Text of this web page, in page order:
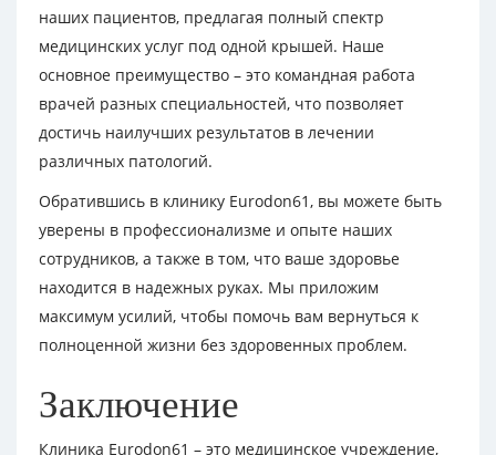
наших пациентов, предлагая полный спектр
медицинских услуг под одной крышей. Наше
основное преимущество – это командная работа
врачей разных специальностей, что позволяет
достичь наилучших результатов в лечении
различных патологий.
Обратившись в клинику Eurodon61, вы можете быть
уверены в профессионализме и опыте наших
сотрудников, а также в том, что ваше здоровье
находится в надежных руках. Мы приложим
максимум усилий, чтобы помочь вам вернуться к
полноценной жизни без здоровенных проблем.
Заключение
Клиника Eurodon61 – это медицинское учреждение,